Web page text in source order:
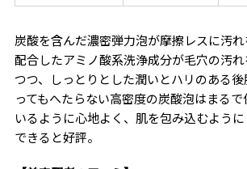
炭酸を含んだ濃密弾力泡が摩擦レスに汚
配合したアミノ酸系洗浄成分が毛穴の汚
つつ、しっとりとした潤いとハリのある
ってもへたらない高密度の炭酸泡はまる
いるように心地よく、肌を包み込むよう
できると好評。